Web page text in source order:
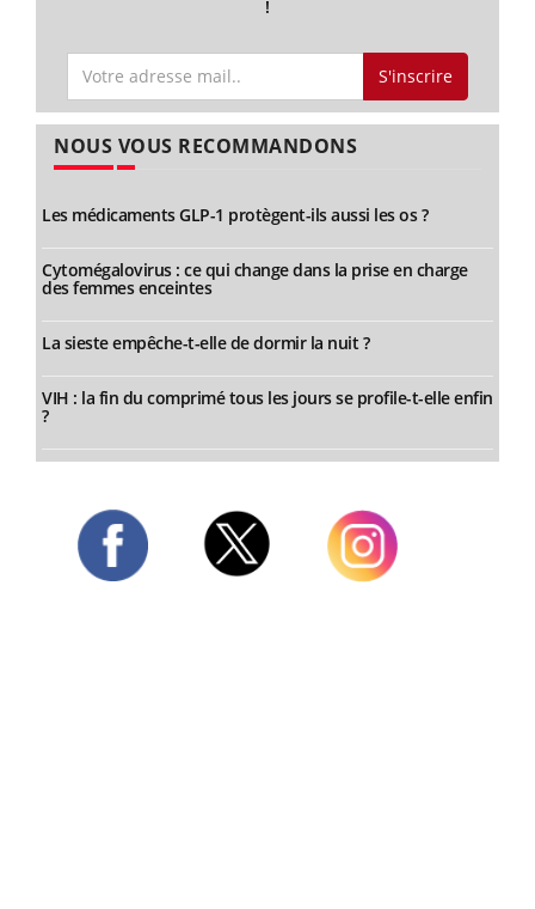
!
S'inscrire
NOUS VOUS RECOMMANDONS
Les médicaments GLP-1 protègent-ils aussi les os ?
Cytomégalovirus : ce qui change dans la prise en charge
des femmes enceintes
La sieste empêche-t-elle de dormir la nuit ?
VIH : la fin du comprimé tous les jours se profile-t-elle enfin
?